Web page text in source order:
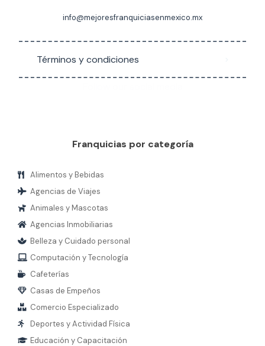
info@mejoresfranquiciasenmexico.mx
Términos y condiciones
Franquicias por categoría
Alimentos y Bebidas
Agencias de Viajes
Animales y Mascotas
Agencias Inmobiliarias
Belleza y Cuidado personal
Computación y Tecnología
Cafeterías
Casas de Empeños
Comercio Especializado
Deportes y Actividad Física
Educación y Capacitación